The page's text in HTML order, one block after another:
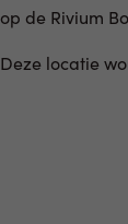
op de Rivium
Deze locatie